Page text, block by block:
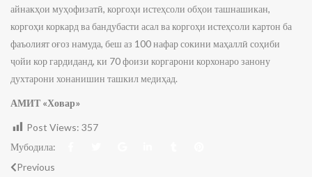
айнакҳои муҳофизатӣ, коргоҳи истеҳсоли обҳои ташнашикан,
коргоҳи коркард ва бандубасти асал ва коргоҳи истеҳсоли картон ба
фаъолият оғоз намуда, беш аз 100 нафар сокини маҳаллӣ соҳиби
ҷойи кор гардиданд, ки 70 фоизи коргарони корхонаро занону
духтарони хонанишин ташкил медиҳад.
АМИТ «Ховар»
Post Views: 357
Мубодила:
Previous